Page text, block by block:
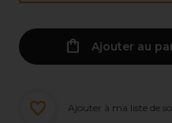
Ajouter au
Ajouter à ma liste de